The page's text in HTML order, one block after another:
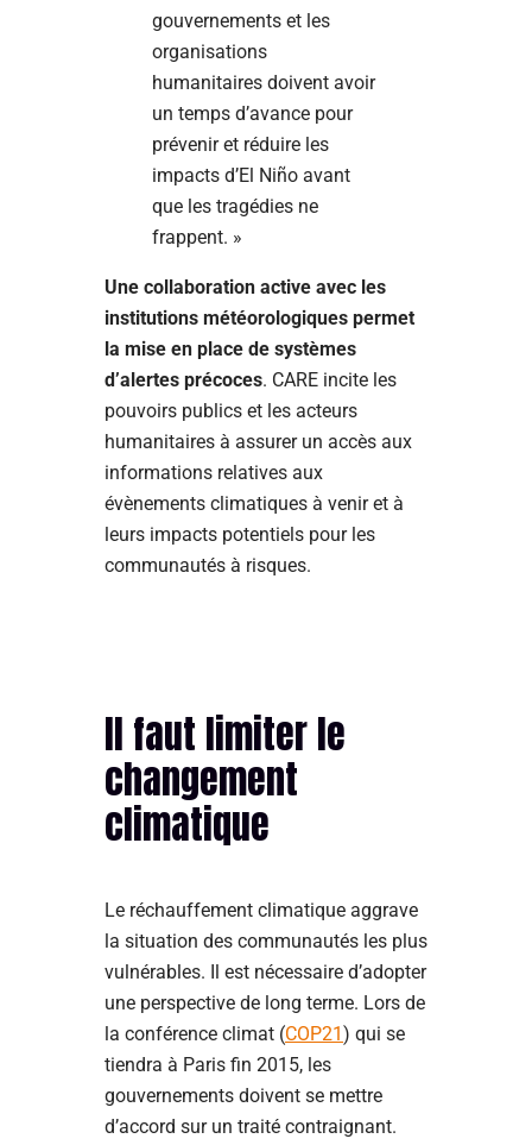
gouvernements et les
organisations
humanitaires doivent avoir
un temps d’avance pour
prévenir et réduire les
impacts d’El Niño avant
que les tragédies ne
frappent. »
Une collaboration active avec les
institutions météorologiques permet
la mise en place de systèmes
d’alertes précoces. CARE incite les
pouvoirs publics et les acteurs
humanitaires à assurer un accès aux
informations relatives aux
évènements climatiques à venir et à
leurs impacts potentiels pour les
communautés à risques.
Il faut limiter le
changement
climatique
Le réchauffement climatique aggrave
la situation des communautés les plus
vulnérables. Il est nécessaire d’adopter
une perspective de long terme. Lors de
la conférence climat (COP21) qui se
tiendra à Paris fin 2015, les
gouvernements doivent se mettre
d’accord sur un traité contraignant.